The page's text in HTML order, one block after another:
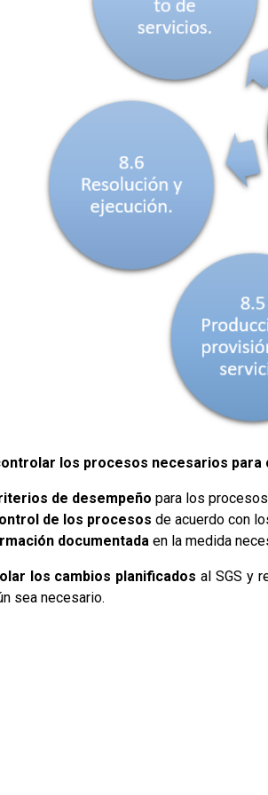
los procesos necesarios para
de desempeño para los
de los procesos de acuerdo con
documentada en la medida
los cambios planificados al SGS y
sea necesario.